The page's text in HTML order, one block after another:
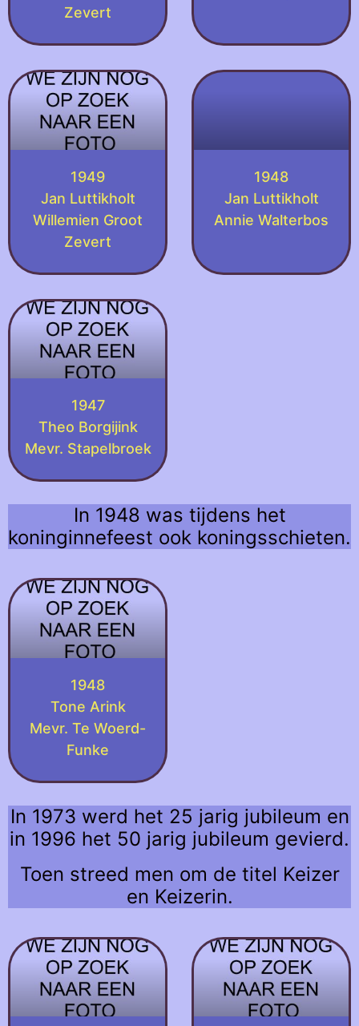
Zevert
1949
Jan Luttikholt
Willemien Groot
Zevert
1948
Jan Luttikholt
Annie Walterbos
1947
Theo Borgijink
Mevr. Stapelbroek
In 1948 was tijdens het
koninginnefeest ook koningsschieten.
1948
Tone Arink
Mevr. Te Woerd-
Funke
In 1973 werd het 25 jarig jubileum en
in 1996 het 50 jarig jubileum gevierd.
Toen streed men om de titel Keizer
en Keizerin.